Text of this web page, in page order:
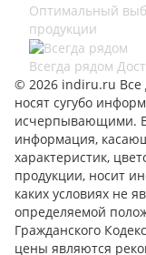
Оптимальный
продукции
Всегда рядом
© 2026 indiru.ru Все
носят сугубо
исчерпывающими.
информация,
характеристик,
продукции, носит
каких условиях не
определяемой
Гражданского
цены являются